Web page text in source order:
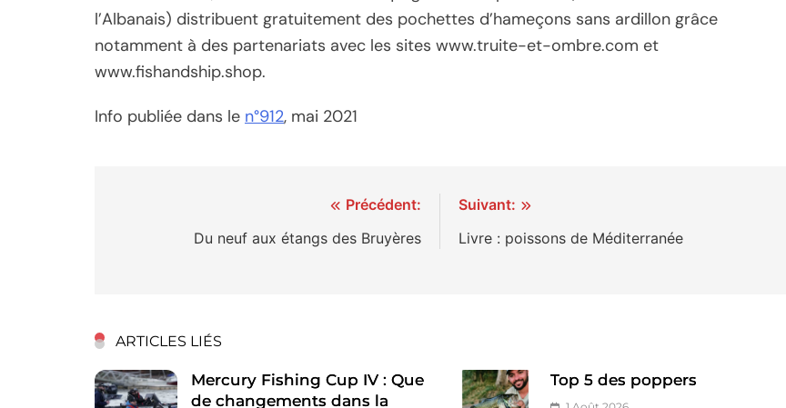
l’Albanais) distribuent gratuitement des pochettes d’hameçons sans ardillon grâce
notamment à des partenariats avec les sites www.truite-et-ombre.com et
www.fishandship.shop.
Info publiée dans le n°912, mai 2021
Précédent:
Du neuf aux étangs des Bruyères
Suivant:
Livre : poissons de Méditerranée
ARTICLES LIÉS
Mercury Fishing Cup IV : Que
de changements dans la
Top 5 des poppers